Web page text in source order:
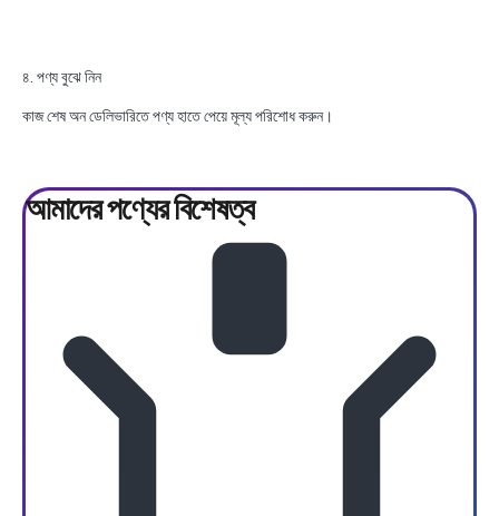
৪. পণ্য বুঝে নিন
কাজ শেষ অন ডেলিভারিতে পণ্য হাতে পেয়ে মূল্য পরিশোধ করুন।
আমাদের পণ্যেরবিশেষত্ব